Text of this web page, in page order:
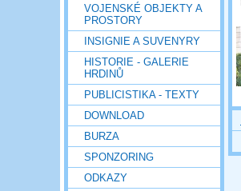
VOJENSKÉ OBJEKTY A
PROSTORY
INSIGNIE A SUVENYRY
HISTORIE - GALERIE
HRDINŮ
PUBLICISTIKA - TEXTY
DOWNLOAD
BURZA
SPONZORING
ODKAZY